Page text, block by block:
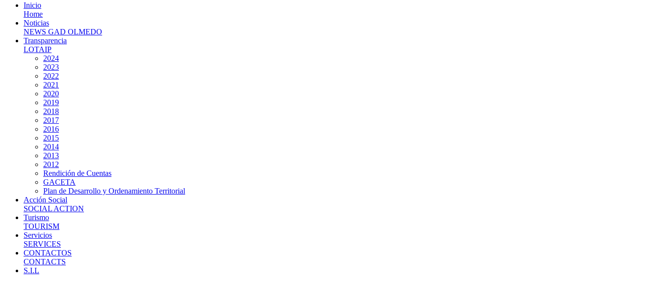
Inicio
Home
Noticias
NEWS GAD OLMEDO
Transparencia
LOTAIP
2024
2023
2022
2021
2020
2019
2018
2017
2016
2015
2014
2013
2012
Rendición de Cuentas
GACETA
Plan de Desarrollo y Ordenamiento Territorial
Acción Social
SOCIAL ACTION
Turismo
TOURISM
Servicios
SERVICES
CONTACTOS
CONTACTS
S.I.L